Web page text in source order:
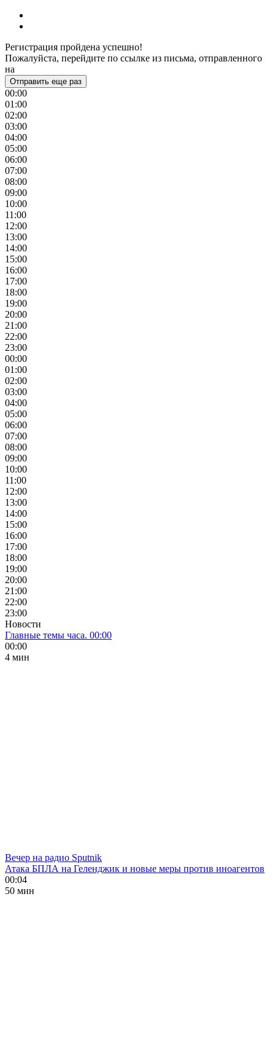
Регистрация пройдена успешно!
Пожалуйста, перейдите по ссылке из письма, отправленного
на
Отправить еще раз
00:00
01:00
02:00
03:00
04:00
05:00
06:00
07:00
08:00
09:00
10:00
11:00
12:00
13:00
14:00
15:00
16:00
17:00
18:00
19:00
20:00
21:00
22:00
23:00
00:00
01:00
02:00
03:00
04:00
05:00
06:00
07:00
08:00
09:00
10:00
11:00
12:00
13:00
14:00
15:00
16:00
17:00
18:00
19:00
20:00
21:00
22:00
23:00
Новости
Главные темы часа. 00:00
00:00
4 мин
Вечер на радио Sputnik
Атака БПЛА на Геленджик и новые меры против иноагентов
00:04
50 мин